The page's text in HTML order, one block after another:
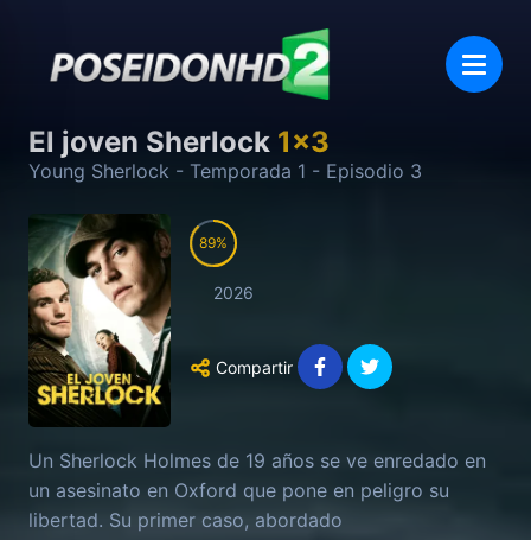
El joven Sherlock 1x3
Young Sherlock - Temporada 1 - Episodio 3
89
2026
Compartir
Un Sherlock Holmes de 19 años se ve enredado en
un asesinato en Oxford que pone en peligro su
libertad. Su primer caso, abordado